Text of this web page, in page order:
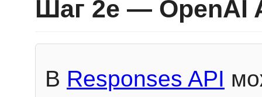
Шаг 2e — OpenAI
В Responses API